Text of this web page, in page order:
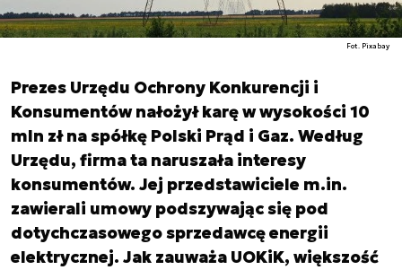
Fot. Pixabay
Prezes Urzędu Ochrony Konkurencji i
Konsumentów nałożył karę w wysokości 10
mln zł na spółkę Polski Prąd i Gaz. Według
Urzędu, firma ta naruszała interesy
konsumentów. Jej przedstawiciele m.in.
zawierali umowy podszywając się pod
dotychczasowego sprzedawcę energii
elektrycznej. Jak zauważa UOKiK, większość